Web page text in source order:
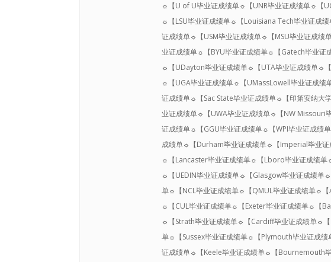
☼【U of U毕业证成绩单☼【UNR毕业证成绩单☼【
☼【LSU毕业证成绩单☼【Louisiana Tech毕业证成
证成绩单☼【USM毕业证成绩单☼【MSU毕业证成
业证成绩单☼【BYU毕业证成绩单☼【Gatech毕业
☼【UDayton毕业证成绩单☼【UTA毕业证成绩单☼
☼【UGA毕业证成绩单☼【UMassLowell毕业证成
证成绩单☼【Sac State毕业证成绩单☼【印第安纳
业证成绩单☼【UWA毕业证成绩单☼【NW Missouri
证成绩单☼【GGU毕业证成绩单☼【WPI毕业证成绩
成绩单☼【Durham毕业证成绩单☼【Imperial毕业
☼【Lancaster毕业证成绩单☼【Lboro毕业证成绩
☼【UEDIN毕业证成绩单☼【Glasgow毕业证成绩单
单☼【NCL毕业证成绩单☼【QMUL毕业证成绩单☼
☼【CUL毕业证成绩单☼【Exeter毕业证成绩单☼【
☼【Strath毕业证成绩单☼【Cardiff毕业证成绩单☼
单☼【Sussex毕业证成绩单☼【Plymouth毕业证成
证成绩单☼【Keele毕业证成绩单☼【Bournemouth